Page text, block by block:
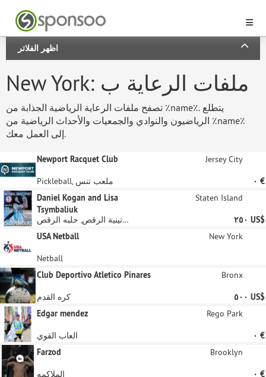
اظهر الفلاتر
New York: ملفات الرعاية ب
تصفح ملفات الرعاية الرياضية الجذابة من ٪name٪. يتطلع
الرياضيون والنوادي والجمعيات والأحداث الرياضية من ٪name٪
إلى العمل معك.
Newport Racquet Club Jersey City
Pickleball, ملعب تنس
‏٠ €
Daniel Kogan and Lisa
Tsymbaliuk
Staten Island
الرقص, أمريكا اللاتينية الرقص, حلبه الرقص
‏٢٥٠ US$
USA Netball
New York
Netball
Club Deportivo Atletico Pinares
Bronx
كره القدم
‏٥٠٠ US$
Edgar mendez
Rego Park
العاب القوي
‏٠ €
Farzod
Brooklyn
الملاكمه
‏٠ €